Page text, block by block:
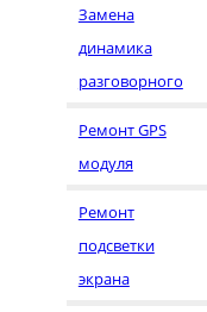
Замена
динамика
разговорного
Ремонт GPS
модуля
Ремонт
подсветки
экрана